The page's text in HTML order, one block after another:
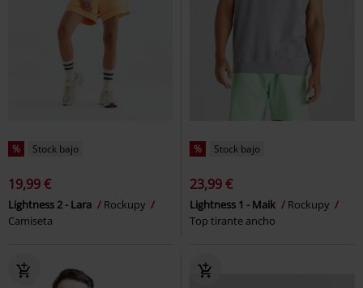
% Stock bajo
19,99 €
Lightness 2 - Lara
Rockupy
Camiseta
% Stock bajo
23,99 €
Lightness 1 - Maik
Rockupy
Top tirante ancho